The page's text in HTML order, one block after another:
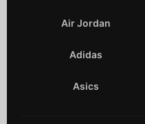
Air Jordan
Adidas
Asics